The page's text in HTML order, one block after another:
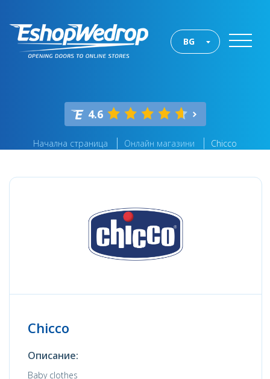
BG
4.6
Начална страница Онлайн магазини Chicco
Chicco
Описание:
Baby clothes